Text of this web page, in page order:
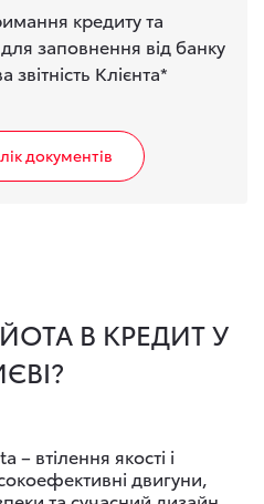
кредиту та
заповнення від банку
Клієнта*
документів
В КРЕДИТ У
– втілення якості і
двигуни,